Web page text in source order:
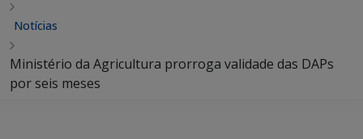
Notícias
Ministério da Agricultura prorroga validade das DAPs
por seis meses